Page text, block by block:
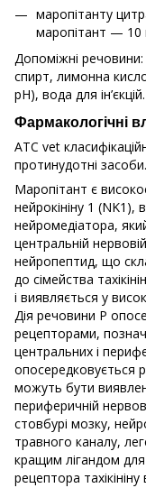
маропітанту
маропітант — 10
Допоміжні
спирт, лимонна
рН), вода для ін’єкцій.
Фармакологічні
АТС vet
протинудотні
Маропітант є
нейрокініну 1 (NK1),
нейромедіатора,
центральній
нейропептид, що
до сімейства
і виявляється у
Дія речовини P
рецепторами,
центральних і
опосередковується
можуть бути
периферичній
стовбурі мозку,
травного каналу,
кращим лігандом
рецептора